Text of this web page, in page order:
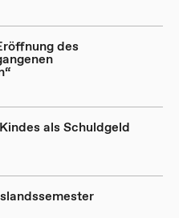
des
als Schuldgeld